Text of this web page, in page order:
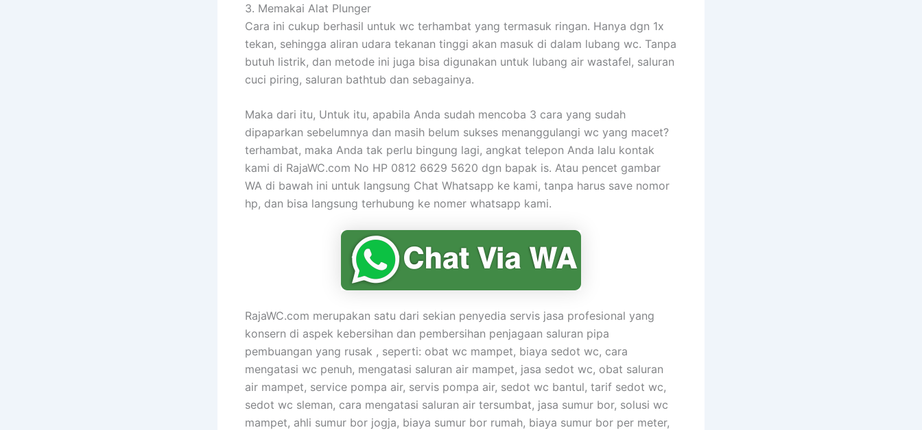
3. Memakai Alat Plunger
Cara ini cukup berhasil untuk wc terhambat yang termasuk ringan. Hanya dgn 1x
tekan, sehingga aliran udara tekanan tinggi akan masuk di dalam lubang wc. Tanpa
butuh listrik, dan metode ini juga bisa digunakan untuk lubang air wastafel, saluran
cuci piring, saluran bathtub dan sebagainya.
Maka dari itu, Untuk itu, apabila Anda sudah mencoba 3 cara yang sudah
dipaparkan sebelumnya dan masih belum sukses menanggulangi wc yang macet?
terhambat, maka Anda tak perlu bingung lagi, angkat telepon Anda lalu kontak
kami di RajaWC.com No HP 0812 6629 5620 dgn bapak is. Atau pencet gambar
WA di bawah ini untuk langsung Chat Whatsapp ke kami, tanpa harus save nomor
hp, dan bisa langsung terhubung ke nomer whatsapp kami.
RajaWC.com merupakan satu dari sekian penyedia servis jasa profesional yang
konsern di aspek kebersihan dan pembersihan penjagaan saluran pipa
pembuangan yang rusak , seperti: obat wc mampet, biaya sedot wc, cara
mengatasi wc penuh, mengatasi saluran air mampet, jasa sedot wc, obat saluran
air mampet, service pompa air, servis pompa air, sedot wc bantul, tarif sedot wc,
sedot wc sleman, cara mengatasi saluran air tersumbat, jasa sumur bor, solusi wc
mampet, ahli sumur bor jogja, biaya sumur bor rumah, biaya sumur bor per meter,